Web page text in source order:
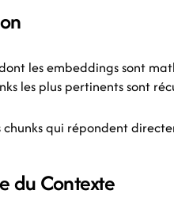
les embeddings sont
les plus pertinents sont
chunks qui répondent
du Contexte